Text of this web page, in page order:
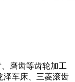
磨齿等齿轮加工
泽车床、三菱滚齿